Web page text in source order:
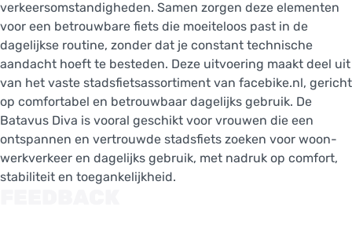
verkeersomstandigheden. Samen zorgen deze elementen
voor een betrouwbare fiets die moeiteloos past in de
dagelijkse routine, zonder dat je constant technische
aandacht hoeft te besteden. Deze uitvoering maakt deel uit
van het vaste stadsfietsassortiment van facebike.nl, gericht
op comfortabel en betrouwbaar dagelijks gebruik. De
Batavus Diva is vooral geschikt voor vrouwen die een
ontspannen en vertrouwde stadsfiets zoeken voor woon-
werkverkeer en dagelijks gebruik, met nadruk op comfort,
stabiliteit en toegankelijkheid.